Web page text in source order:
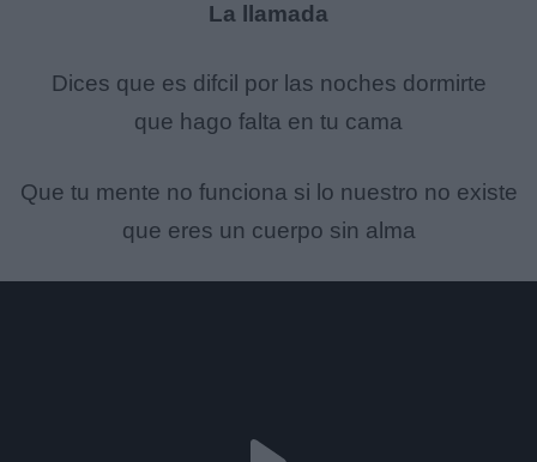
La llamada
Dices que es difcil por las noches dormirte
que hago falta en tu cama
Que tu mente no funciona si lo nuestro no existe
que eres un cuerpo sin alma